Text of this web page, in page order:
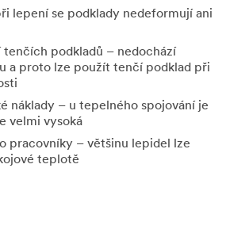
lepení se podklady nedeformují ani
podkladů – nedochází
a proto lze použít tenčí podklad při
náklady – u tepelného spojování je
velmi vysoká
pracovníky – většinu lepidel lze
teplotě